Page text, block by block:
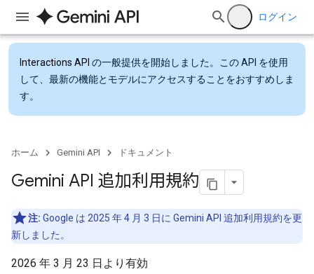
ログイン
Interactions API の一般提供を開始しました。この API を使用
して、最新の機能とモデルにアクセスすることをおすすめしま
す。
ホーム Gemini API ドキュメント
Gemini API 追加利用規約
注: Google は 2025 年 4 月 3 日に Gemini API 追加利用規約を更
新しました。
2026 年 3 月 23 日より有効